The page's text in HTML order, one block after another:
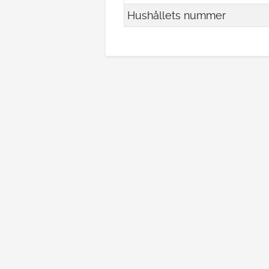
Hushållets nummer